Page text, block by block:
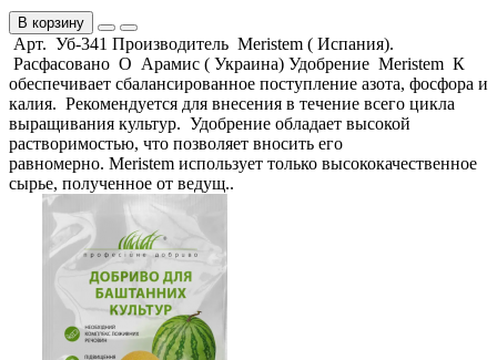
В корзину
Арт. Уб-341 Производитель Meristem ( Испания).
Расфасовано О Арамис ( Украина) Удобрение Meristem К
обеспечивает сбалансированное поступление азота, фосфора и
калия. Рекомендуется для внесения в течение всего цикла
выращивания культур. Удобрение обладает высокой
растворимостью, что позволяет вносить его
равномерно. Meristem использует только высококачественное
сырье, полученное от ведущ..